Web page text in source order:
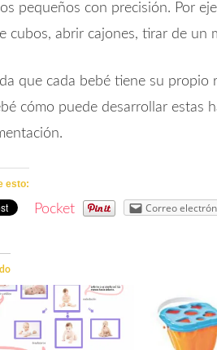
pequeños con precisión. Por
cubos, abrir cajones, tirar de un
que cada bebé tiene su
cómo puede desarrollar estas
esto:
Pocket Correo